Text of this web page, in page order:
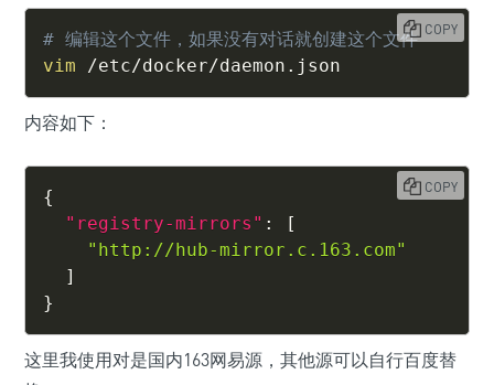
# 编辑这个文件，如果没有对话就创建这个文件
vim /etc/docker/daemon.json
COPY
内容如下：
{
"registry-mirrors" :
[
"http://hub-mirror.c.163.com"
]
}
COPY
这里我使用对是国内163网易源，其他源可以自行百度替